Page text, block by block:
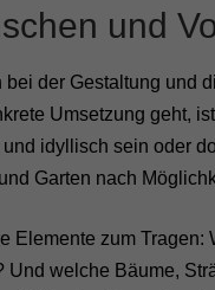
und
der Gestaltung und
Umsetzung geht,
idyllisch sein oder
Garten nach
Elemente zum
Und welche Bäume,